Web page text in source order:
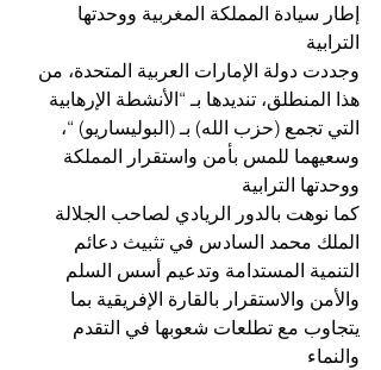
إطار سيادة المملكة المغربية ووحدتها
الترابية
وجددت دولة الإمارات العربية المتحدة، من
هذا المنطلق، تنديدها بـ “الأنشطة الإرهابية
التي تجمع (حزب الله) بـ (البوليساريو) “،
وسعيهما للمس بأمن واستقرار المملكة
ووحدتها الترابية
كما نوهت بالدور الريادي لصاحب الجلالة
الملك محمد السادس في تثبيث دعائم
التنمية المستدامة وتدعيم أسس السلم
والأمن والاستقرار بالقارة الإفريقية بما
يتجاوب مع تطلعات شعوبها في التقدم
والنماء